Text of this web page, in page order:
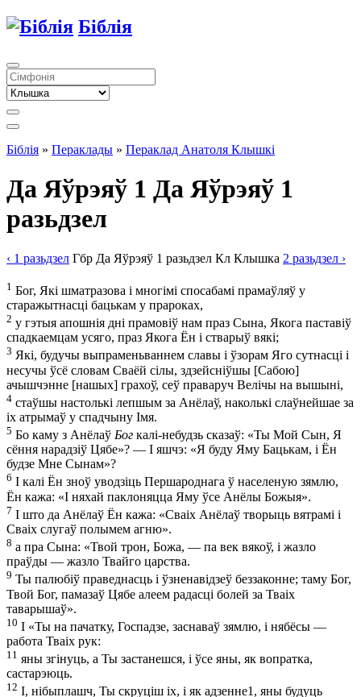
Біблія
Біблія » Пераклады » Пераклад Анатоля Клышкi
Да Яўрэяў 1 Да Яўрэяў 1
разьдзел
‹ 1 разьдзел Гбр Да Яўрэяў 1 разьдзел Кл Клышка 2 разьдзел ›
1 Бог, Які шматразова і многімі спосабамі прамаўляў у
старажытнасці бацькам у прароках,
2 у гэтыя апошнія дні прамовіў нам праз Сына, Якога паставіў
спадкаемцам усяго, праз Якога Ён і стварыў вякі;
3 Які, будучы выпраменьваннем славы і ўзорам Яго сутнасці і
несучы ўсё словам Сваёй сілы, здзейсніўшы [Сабою]
ачышчэнне [нашых] грахоў, сеў праваруч Велічы на вышыні,
4 стаўшы настолькі лепшым за Анёлаў, наколькі слаўнейшае за
іх атрымаў у спадчыну Імя.
5 Бо каму з Анёлаў Бог калі-небудзь сказаў: «Ты Мой Сын, Я
сёння нарадзіў Цябе»? — І яшчэ: «Я буду Яму Бацькам, і Ён
будзе Мне Сынам»?
6 І калі Ён зноў уводзіць Першароднага ў населеную зямлю,
Ён кажа: «І няхай паклоняцца Яму ўсе Анёлы Божыя».
7 І што да Анёлаў Ён кажа: «Сваіх Анёлаў творыць вятрамі і
Сваіх слугаў полымем агню».
8 а пра Сына: «Твой трон, Божа, — па век вякоў, і жазло
праўды — жазло Твайго царства.
9 Ты палюбіў праведнасць і ўзненавідзеў беззаконне; таму Бог,
Твой Бог, памазаў Цябе алеем радасці болей за Тваіх
таварышаў».
10 І «Ты на пачатку, Госпадзе, заснаваў зямлю, і нябёсы —
работа Тваіх рук:
11 яны згінуць, а Ты застанешся, і ўсе яны, як вопратка,
састарэюць.
12 І, нібыплашч, Ты скруціш іх, і як адзенне1, яны будуць